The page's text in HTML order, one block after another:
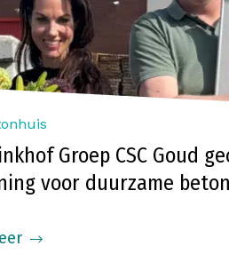
Groep CSC Goud
voor duurzame